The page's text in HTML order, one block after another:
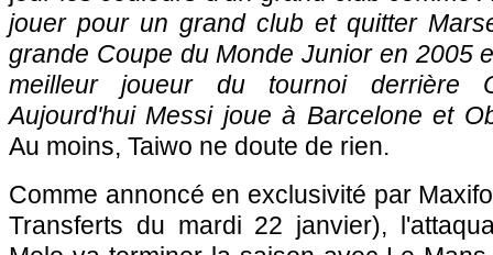
jouer pour un grand club et quitter
grande Coupe du Monde Junior en 2005
meilleur joueur du tournoi derrière
Aujourd'hui Messi joue à Barcelone et
Au moins, Taiwo ne doute de rien.
Comme annoncé en exclusivité par
Transferts du mardi 22 janvier),